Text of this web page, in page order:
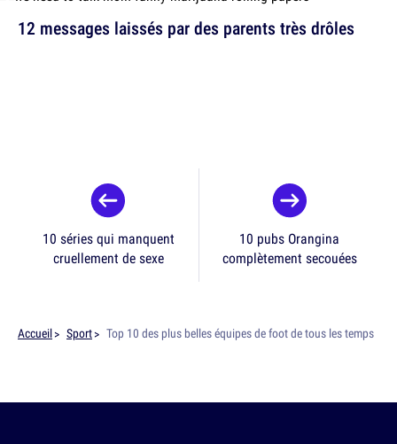
12 messages laissés par des parents très drôles
10 séries qui manquent
cruellement de sexe
10 pubs Orangina
complètement secouées
Accueil Sport Top 10 des plus belles équipes de foot de tous les temps